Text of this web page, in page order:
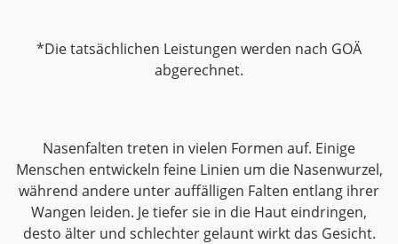
*Die tatsächlichen Leistungen werden nach GOÄ
abgerechnet.
Nasenfalten treten in vielen Formen auf. Einige
Menschen entwickeln feine Linien um die Nasenwurzel,
während andere unter auffälligen Falten entlang ihrer
Wangen leiden. Je tiefer sie in die Haut eindringen,
desto älter und schlechter gelaunt wirkt das Gesicht.